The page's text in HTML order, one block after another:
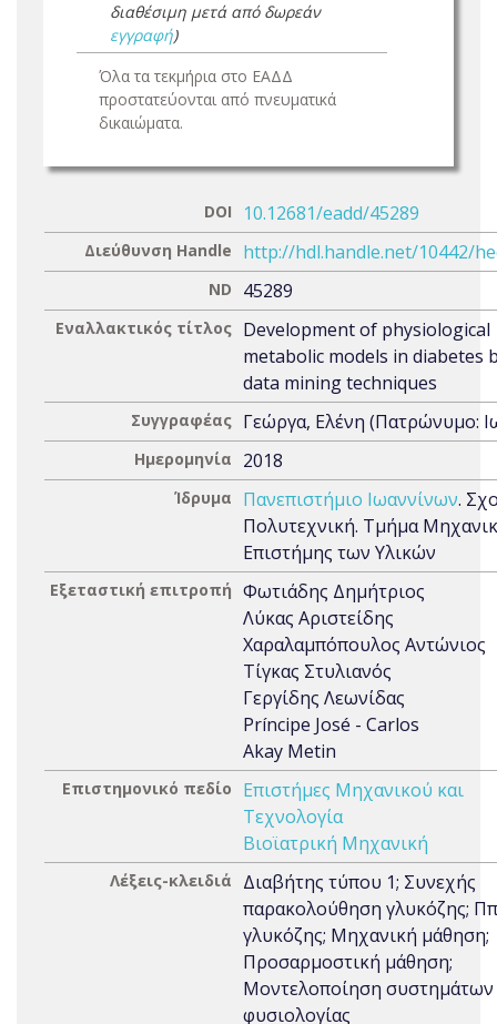
διαθέσιμη μετά από δωρεάν
εγγραφή)
Όλα τα τεκμήρια στο ΕΑΔΔ
προστατεύονται από πνευματικά
δικαιώματα.
DOI 10.12681/eadd/45289
Διεύθυνση Handle http://hdl.handle.net/10442/
ND 45289
Εναλλακτικός τίτλος Development of physiological
metabolic models in diabetes
data mining techniques
Συγγραφέας Γεώργα, Ελένη (Πατρώνυμο:
Ημερομηνία 2018
Ίδρυμα Πανεπιστήμιο Ιωαννίνων.
Πολυτεχνική. Τμήμα
Επιστήμης των Υλικών
Εξεταστική επιτροπή Φωτιάδης Δημήτριος
Λύκας Αριστείδης
Χαραλαμπόπουλος Αντώνιος
Τίγκας Στυλιανός
Γεργίδης Λεωνίδας
Príncipe José - Carlos
Akay Metin
Επιστημονικό πεδίο
Επιστήμες Μηχανικού και
Τεχνολογία
Βιοϊατρική Μηχανική
Λέξεις-κλειδιά
Διαβήτης τύπου 1; Συνεχής
παρακολούθηση γλυκόζης;
γλυκόζης; Μηχανική μάθηση;
Προσαρμοστική μάθηση;
Μοντελοποίηση συστημάτων
φυσιολογίας